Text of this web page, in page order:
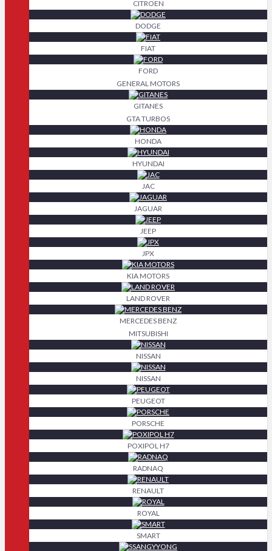
CITROEN
DODGE
FIAT
FORD
GENERAL MOTORS
GITANES
GTA TURBOS
HONDA
HYUNDAI
JAC
JAGUAR
JEEP
JPX
KIA MOTORS
LAND ROVER
MERCEDES BENZ
MITSUBISHI
NISSAN
NISSAN
PEUGEOT
PORSCHE
POXIPOL H7
RADNAQ
RENAULT
ROYAL
SMART